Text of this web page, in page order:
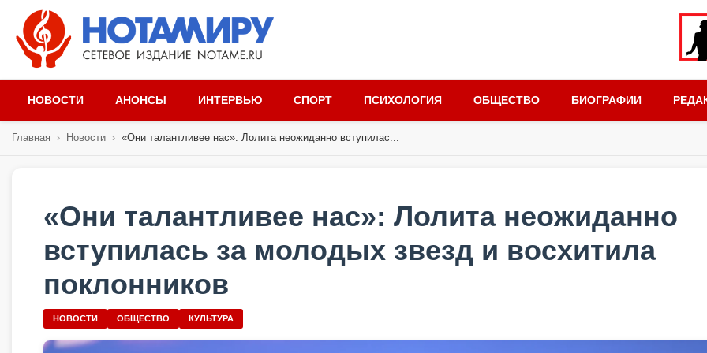
НОВОСТИ АНОНСЫ ИНТЕРВЬЮ СПОРТ ПСИХОЛОГИЯ ОБЩЕСТВО БИОГРАФИИ
Главная › Новости › «Они талантливее нас»: Лолита неожиданно вступилас...
«Они талантливее нас»: Лолита неожиданно
вступилась за молодых звезд и восхитила
поклонников
НОВОСТИ ОБЩЕСТВО КУЛЬТУРА